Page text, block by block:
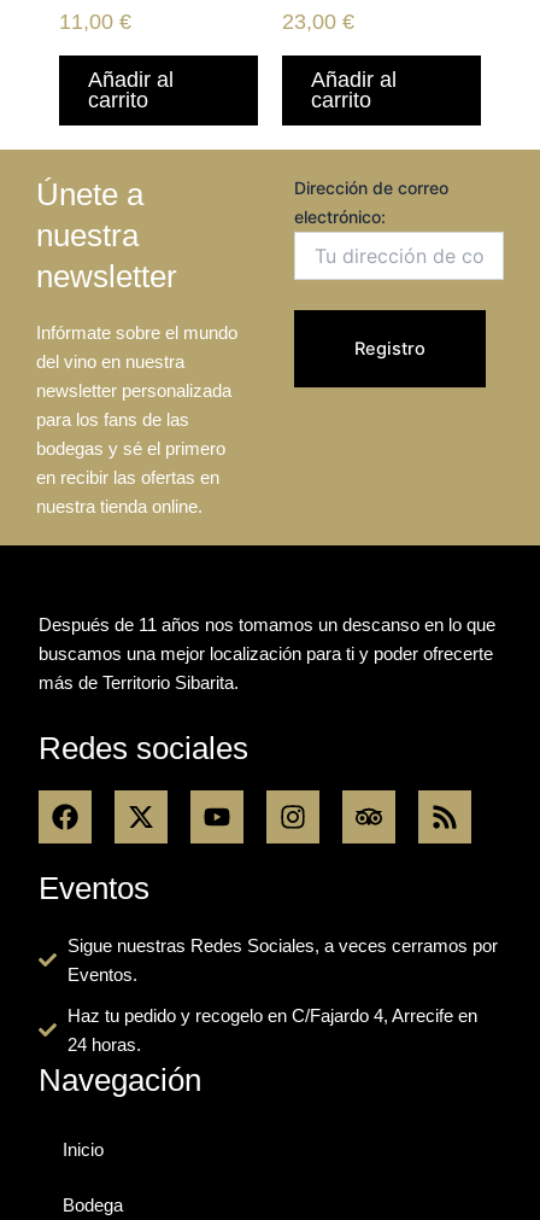
11,00€
Añadir al
carrito
23,00 €
Añadir al
carrito
Únete a
nuestra
newsletter
Infórmate sobre el mundo
del vino en nuestra
newsletter personalizada
para los fans de las
bodegas y sé el primero
en recibir las ofertas en
nuestra tienda online.
Dirección de correo
electrónico:
Después de 11 años nos tomamos un descanso en lo que
buscamos una mejor localización para ti y poder ofrecerte
más de Territorio Sibarita.
Redes sociales
F
a
e
b
o
o
k
X
-
w
i
t
t
r
Y
o
b
e
I
n
g
r
m
T
r
d
v
s
R
s
Eventos
Sigue nuestras Redes Sociales, a veces cerramos por
Eventos.
Haz tu pedido y recogelo en C/Fajardo 4, Arrecife en
24 horas.
Navegación
Inicio
Bodega